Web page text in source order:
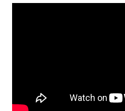
GORONTALO
WN